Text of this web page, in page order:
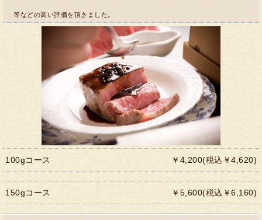
等などの高い評価を頂きました。
100gコース ￥4,200(税込￥4,620)
150gコース ￥5,600(税込￥6,160)